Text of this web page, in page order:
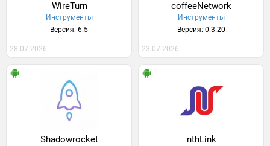
WireTurn
Инструменты
Версия: 6.5
28.07.2026
coffeeNetwork
Инструменты
Версия: 0.3.20
23.07.2026
Shadowrocket nthLink